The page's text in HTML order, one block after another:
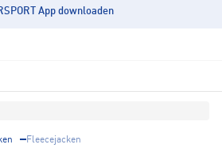
App downloaden
Fleecejacken